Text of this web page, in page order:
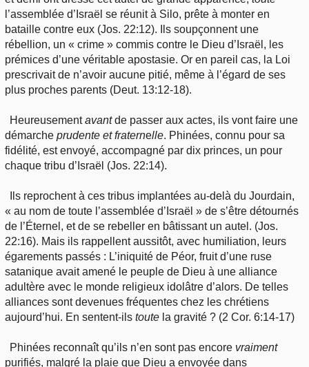
l’assemblée d’Israël se réunit à Silo, prête à monter en
bataille contre eux (Jos. 22:12). Ils soupçonnent une
rébellion, un « crime » commis contre le Dieu d’Israël, les
prémices d’une véritable apostasie. Or en pareil cas, la Loi
prescrivait de n’avoir aucune pitié, même à l’égard de ses
plus proches parents (Deut. 13:12-18).
Heureusementavantde passer aux actes, ils vont faire une
démarche prudente et fraternelle. Phinées, connu pour sa
fidélité, est envoyé, accompagné par dix princes, un pour
chaque tribu d’Israël (Jos. 22:14).
Ils reprochent à ces tribus implantées au-delà du Jourdain,
« au nom de toute l’assemblée d’Israël » de s’être détournés
de l’Éternel, et de se rebeller en bâtissant un autel. (Jos.
22:16). Mais ils rappellent aussitôt, avec humiliation, leurs
égarements passés : L’iniquité de Péor, fruit d’une ruse
satanique avait amené le peuple de Dieu à une alliance
adultère avec le monde religieux idolâtre d’alors. De telles
alliances sont devenues fréquentes chez les chrétiens
aujourd’hui. En sentent-ils toute la gravité ? (2 Cor. 6:14-17)
Phinées reconnaît qu’ils n’en sont pas encore vraiment
purifiés, malgré la plaie que Dieu a envoyée dans